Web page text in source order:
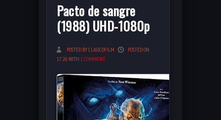
Pacto de sangre
(1988) UHD-1080p
POSTED BY CLASICOFILM
POSTED ON
17:26 WITH 1 COMMENT